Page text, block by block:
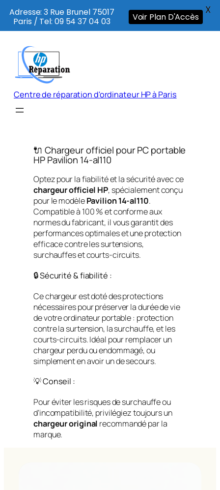
contenu
Centre de réparation d'ordinateur HP à Paris
🔌 Chargeur officiel pour PC portable
HP Pavilion 14-al110
Optez pour la fiabilité et la sécurité avec ce
chargeur officiel HP, spécialement conçu
pour le modèlePavilion 14-al110.
Compatible à 100 % et conforme aux
normes du fabricant, il vous garantit des
performances optimales et une protection
efficace contre les surtensions,
surchauffes et courts-circuits.
🔒 Sécurité & fiabilité :
Ce chargeur est doté des protections
nécessaires pour préserver la durée de vie
de votre ordinateur portable : protection
contre la surtension, la surchauffe, et les
courts-circuits. Idéal pour remplacer un
chargeur perdu ou endommagé, ou
simplement en avoir un de secours.
💡 Conseil :
Pour éviter les risques de surchauffe ou
d’incompatibilité, privilégiez toujours un
chargeur original recommandé par la
marque.
Adresse: 3 Rue Brunel 75017
Paris / Tel: 09 54 37 04 03
Voir Plan D'Accès
X